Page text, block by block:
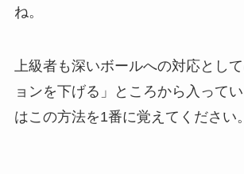
ね。
上級者も深いボールへの対応とし
ョンを下げる」ところから入って
はこの方法を1番に覚えてください。